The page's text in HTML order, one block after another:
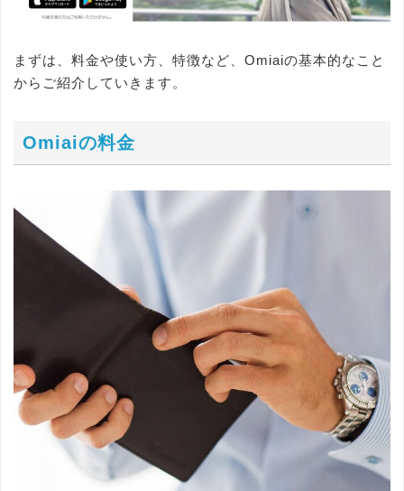
まずは、料金や使い方、特徴など、Omiaiの基本的なこと
からご紹介していきます。
Omiaiの料金